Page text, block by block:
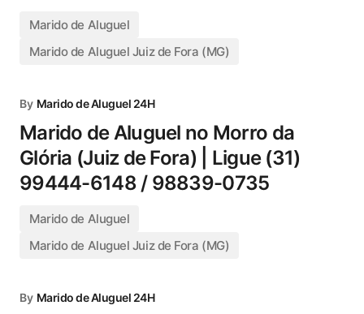
Marido de Aluguel
Marido de Aluguel Juiz de Fora (MG)
By Marido de Aluguel 24H
Marido de Aluguel no Morro da
Glória (Juiz de Fora) | Ligue (31)
99444-6148 / 98839-0735
Marido de Aluguel
Marido de Aluguel Juiz de Fora (MG)
By Marido de Aluguel 24H